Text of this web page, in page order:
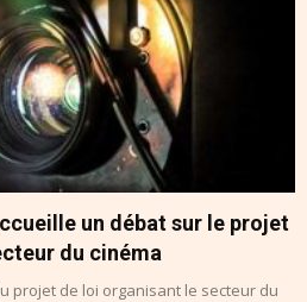
un débat sur le projet
du cinéma
projet de loi organisant le secteur du